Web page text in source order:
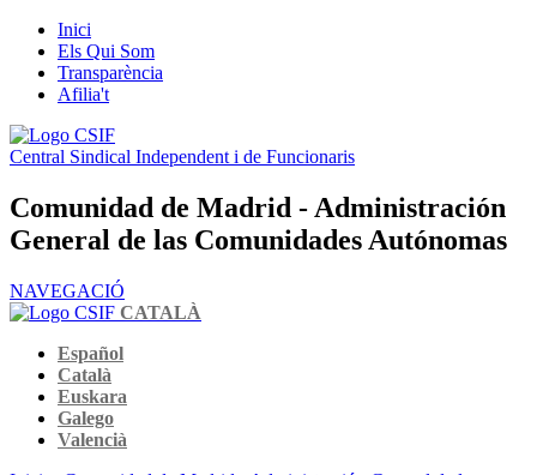
Inici
Els Qui Som
Transparència
Afilia't
Central Sindical Independent i de Funcionaris
Comunidad de Madrid - Administración
General de las Comunidades Autónomas
NAVEGACIÓ
CATALÀ
Español
Català
Euskara
Galego
Valencià